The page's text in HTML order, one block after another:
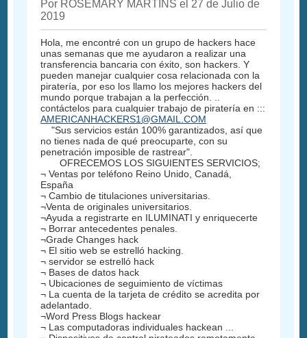
Por ROSEMARY MARTINS el 27 de Julio de
2019
Hola, me encontré con un grupo de hackers hace
unas semanas que me ayudaron a realizar una
transferencia bancaria con éxito, son hackers. Y
pueden manejar cualquier cosa relacionada con la
piratería, por eso los llamo los mejores hackers del
mundo porque trabajan a la perfección. ..
contáctelos para cualquier trabajo de piratería en :::
AMERICANHACKERS1@GMAIL.COM
"Sus servicios están 100% garantizados, así que
no tienes nada de qué preocuparte, con su
penetración imposible de rastrear".
OFRECEMOS LOS SIGUIENTES SERVICIOS;
¬ Ventas por teléfono Reino Unido, Canadá,
España
¬ Cambio de titulaciones universitarias.
¬Venta de originales universitarios.
¬Ayuda a registrarte en ILUMINATI y enriquecerte
¬ Borrar antecedentes penales.
¬Grade Changes hack
¬ El sitio web se estrelló hacking.
¬ servidor se estrelló hack
¬ Bases de datos hack
¬ Ubicaciones de seguimiento de víctimas
¬ La cuenta de la tarjeta de crédito se acredita por
adelantado.
¬Word Press Blogs hackear
¬ Las computadoras individuales hackean ...